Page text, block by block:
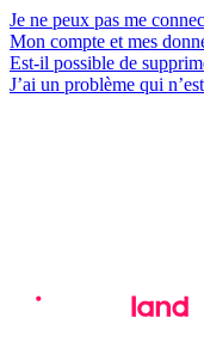
Je ne peux pas me
Mon compte et mes
Est-il possible de
J’ai un problème qui